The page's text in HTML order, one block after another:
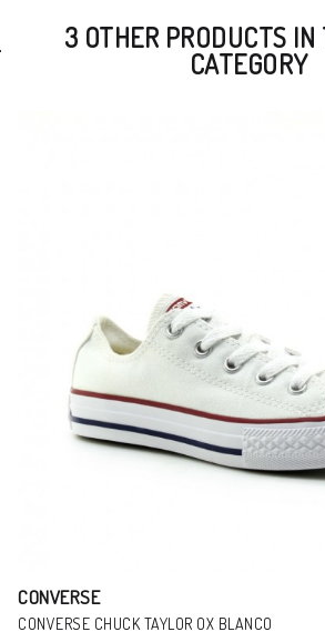
3 OTHER PRODUCTS IN
CATEGORY
CONVERSE
CONVERSE CHUCK TAYLOR OX BLANCO